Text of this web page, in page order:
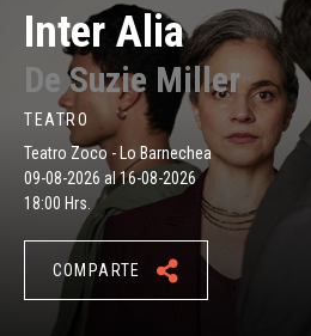
Inter Alia
De Suzie Miller
TEATRO
Teatro Zoco - Lo Barnechea
09-08-2026 al 16-08-2026
18:00 Hrs.
COMPARTE